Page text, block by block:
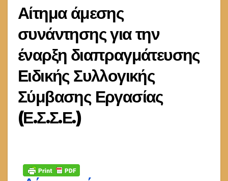
Αίτημα άμεσης
συνάντησης για την
έναρξη διαπραγμάτευσης
Ειδικής Συλλογικής
Σύμβασης Εργασίας
(Ε.Σ.Σ.Ε.)